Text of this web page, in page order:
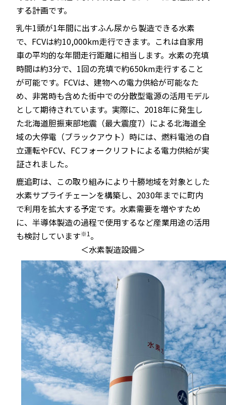
する計画です。
乳牛1頭が1年間に出すふん尿から製造できる水素
で、FCVは約10,000km走行できます。これは自家用
車の平均的な年間走行距離に相当します。水素の充填
時間は約3分で、1回の充填で約650km走行すること
が可能です。FCVは、建物への電力供給が可能なた
め、非常時も含めた街中での分散型電源の活用モデル
として期待されています。実際に、2018年に発生し
た北海道胆振東部地震（最大震度7）による北海道全
域の大停電（ブラックアウト）時には、燃料電池の自
立運転やFCV、FCフォークリフトによる電力供給が実
証されました。
鹿追町は、この取り組みにより十勝地域を対象とした
水素サプライチェーンを構築し、2030年までに町内
で利用を拡大する予定です。水素需要を増やすため
に、半導体製造の過程で使用するなど産業用途の活用
も検討しています※1 。
＜水素製造設備＞